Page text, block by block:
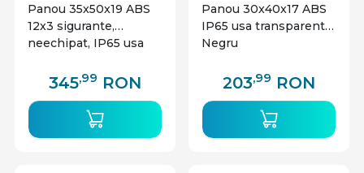
Panou 35x50x19 ABS
12x3 sigurante,
neechipat, IP65 usa
345,99 RON
Panou 30x40x17 ABS
IP65 usa transparenta
Negru
203,99 RON